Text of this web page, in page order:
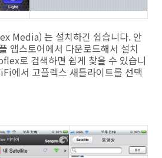
Media) 는 설치하긴 쉽습니다. 안
앱스토어에서 다운로드해서 설치
로 검색하면 쉽게 찾을 수 있습니
에서 고플렉스 새틀라이트를 선택